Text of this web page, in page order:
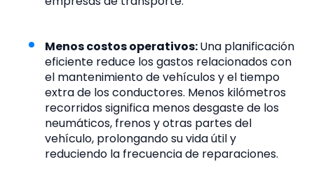
Menos costos operativos:Una planificación
eficiente reduce los gastos relacionados con
el mantenimiento de vehículos y el tiempo
extra de los conductores. Menos kilómetros
recorridos significa menos desgaste de los
neumáticos, frenos y otras partes del
vehículo, prolongando su vida útil y
reduciendo la frecuencia de reparaciones.